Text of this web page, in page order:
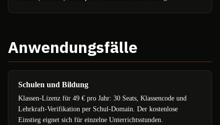
Anwendungsfälle
Schulen und Bildung
Klassen-Lizenz für 49 € pro Jahr: 30 Seats, Klassencode und
Lehrkraft-Verifikation per Schul-Domain. Der kostenlose
Einstieg eignet sich für einzelne Unterrichtsstunden.